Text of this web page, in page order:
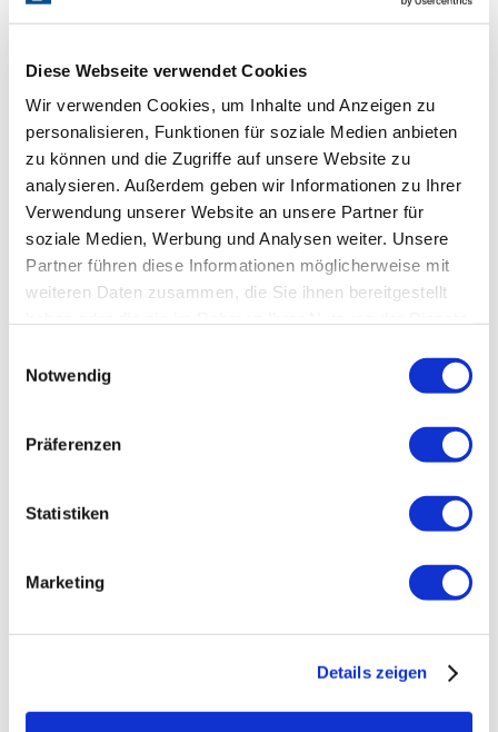
Diese Webseite verwendet Cookies
Wir verwenden Cookies, um Inhalte und Anzeigen zu
personalisieren, Funktionen für soziale Medien anbieten
zu können und die Zugriffe auf unsere Website zu
analysieren. Außerdem geben wir Informationen zu Ihrer
Verwendung unserer Website an unsere Partner für
soziale Medien, Werbung und Analysen weiter. Unsere
Partner führen diese Informationen möglicherweise mit
weiteren Daten zusammen, die Sie ihnen bereitgestellt
Notwendig
Präferenzen
Statistiken
Marketing
Details zeigen